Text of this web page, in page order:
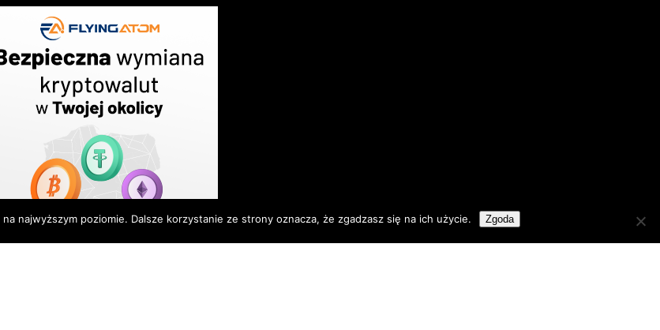
najwyższym poziomie. Dalsze korzystanie ze strony oznacza, że zgadzasz się na ich użycie. Zgoda